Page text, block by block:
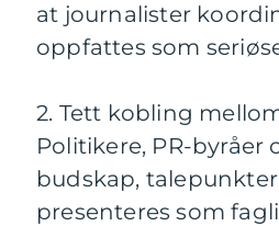
at journalister
oppfattes som
2. Tett kobling
Politikere, PR-byråer
budskap,
presenteres som